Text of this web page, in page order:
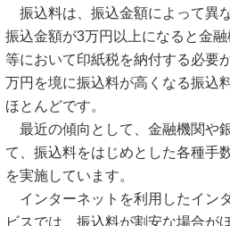
振込料は、振込金額によって異
振込金額が3万円以上になると金
等において印紙税を納付する必要
万円を境に振込料が高くなる振込
ほとんどです。
最近の傾向として、金融機関や
て、振込料をはじめとした各種手
を実施しています。
インターネットを利用したイン
ビスでは、振込料が割安な場合が